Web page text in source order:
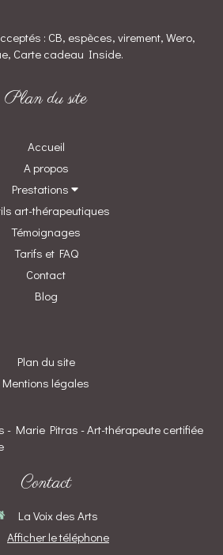
: CB, espèces, virement, Wero,
Carte cadeau Inside.
Plan du site
Accueil
A propos
Prestations
art-thérapeutiques
Témoignages
Tarifs et FAQ
Contact
Blog
Plan du site
Mentions légales
- Marie Pitras - Art-thérapeute certifiée
Contact
La Voix des Arts
Afficher le téléphone